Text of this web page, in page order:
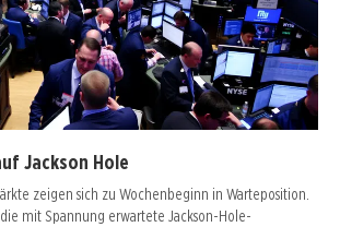
Jackson Hole
zeigen sich zu Wochenbeginn in Warteposition.
mit Spannung erwartete Jackson-Hole-